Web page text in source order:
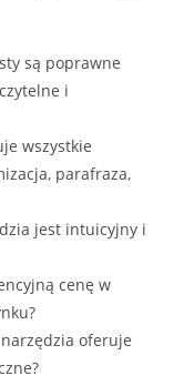
są poprawne
i
wszystkie
parafraza,
jest intuicyjny i
cenę w
oferuje